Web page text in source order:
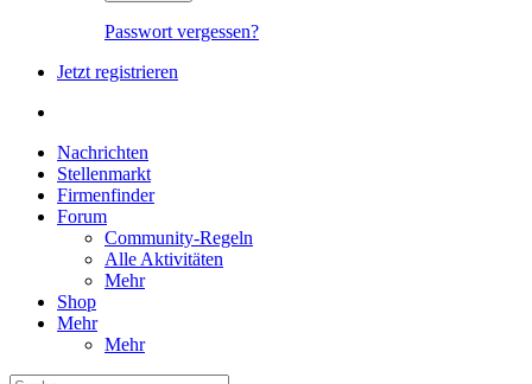
Passwort vergessen?
Jetzt registrieren
Nachrichten
Stellenmarkt
Firmenfinder
Forum
Community-Regeln
Alle Aktivitäten
Mehr
Shop
Mehr
Mehr